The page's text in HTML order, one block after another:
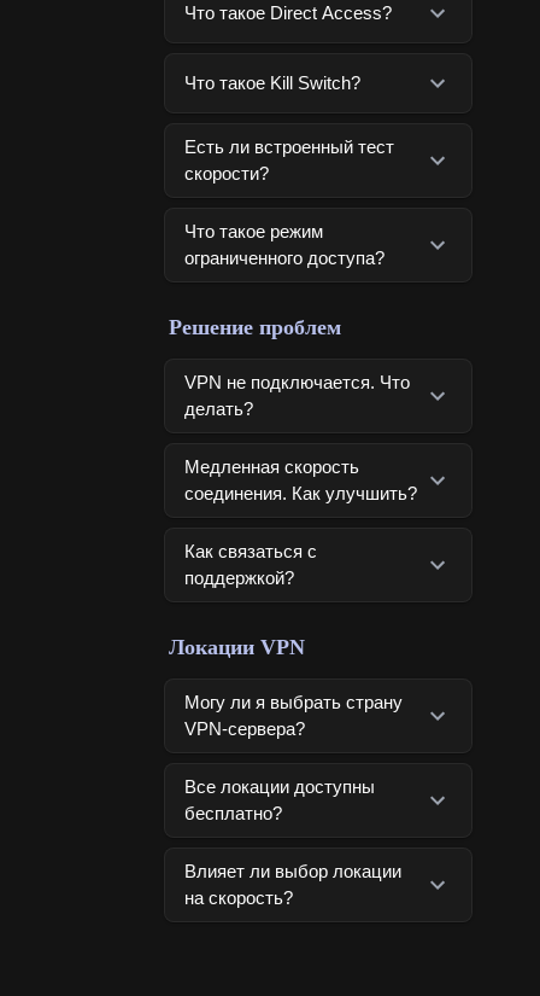
Что такое Direct Access?
Что такое Kill Switch?
Есть ли встроенный тест
скорости?
Что такое режим
ограниченного доступа?
Решение проблем
VPN не подключается. Что
делать?
Медленная скорость
соединения. Как улучшить?
Как связаться с
поддержкой?
Локации VPN
Могу ли я выбрать страну
VPN-сервера?
Все локации доступны
бесплатно?
Влияет ли выбор локации
на скорость?